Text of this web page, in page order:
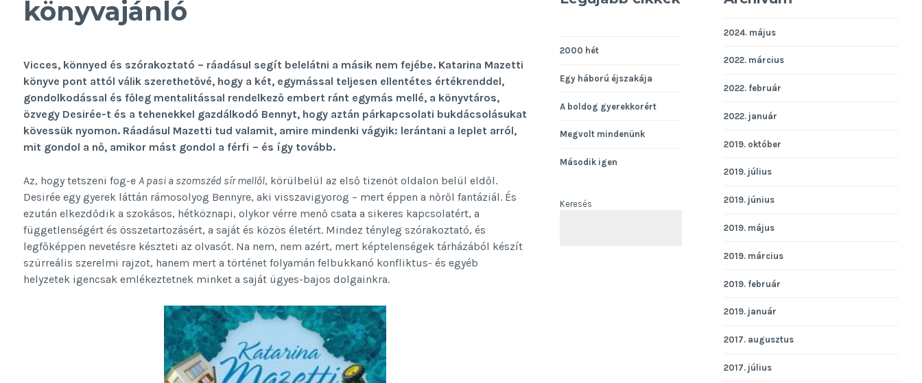
könyvajánló
Vicces, könnyed és szórakoztató – ráadásul segít belelátni a másik nem fejébe. Katarina Mazetti
könyve pont attól válik szerethetővé, hogy a két, egymással teljesen ellentétes értékrenddel,
gondolkodással és főleg mentalitással rendelkező embert ránt egymás mellé, a könyvtáros,
özvegy Desirée-t és a tehenekkel gazdálkodó Bennyt, hogy aztán párkapcsolati bukdácsolásukat
kövessük nyomon. Ráadásul Mazetti tud valamit, amire mindenki vágyik: lerántani a leplet arról,
mit gondol a nő, amikor mást gondol a férfi – és így tovább.
Az, hogy tetszeni fog-e A pasi a szomszéd sír mellől, körülbelül az első tizenöt oldalon belül eldől.
Desirée egy gyerek láttán rámosolyog Bennyre, aki visszavigyorog – mert éppen a nőről fantáziál. És
ezután elkezdődik a szokásos, hétköznapi, olykor vérre menő csata a sikeres kapcsolatért, a
függetlenségért és összetartozásért, a saját és közös életért. Mindez tényleg szórakoztató, és
legfőképpen nevetésre készteti az olvasót. Na nem, nem azért, mert képtelenségek tárházából készít
szürreális szerelmi rajzot, hanem mert a történet folyamán felbukkanó konfliktus- és egyéb
helyzetek igencsak emlékeztetnek minket a saját ügyes-bajos dolgainkra.
2000 hét
Egy háború éjszakája
A boldog gyerekkorért
Megvolt mindenünk
Második igen
Keresés
KERESÉS
2024. május
2022. március
2022. február
2022. január
2019. október
2019. július
2019. június
2019. május
2019. március
2019. február
2019. január
2017. augusztus
2017. július